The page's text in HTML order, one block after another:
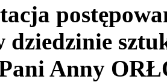
dziedzinie
Anny